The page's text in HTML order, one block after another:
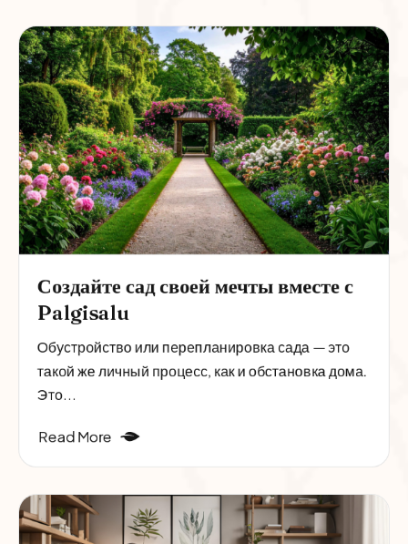
Создайте сад своей мечты вместе с
Palgisalu
Обустройство или перепланировка сада — это
такой же личный процесс, как и обстановка дома.
Это...
Read More